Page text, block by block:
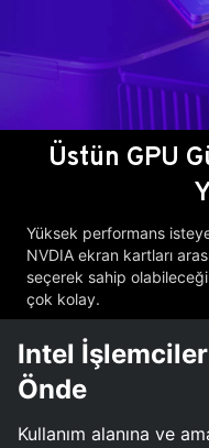
Üstün GPU
Yüksek performans
NVDIA ekran kartları
seçerek sahip
çok kolay.
Intel
Önde
Kullanım alanına ve